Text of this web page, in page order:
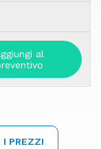
al
I PREZZI